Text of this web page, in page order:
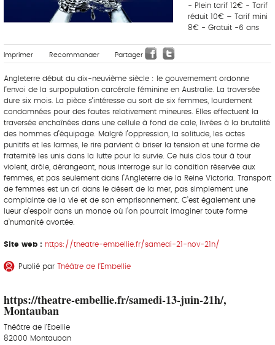
- Plein tarif 12€ - Tarif
réduit 10€ – Tarif mini
8€ - Gratuit -6 ans
Imprimer Recommander Partager
Angleterre début du dix-neuvième siècle : le gouvernement ordonne
l’envoi de la surpopulation carcérale féminine en Australie. La traversée
dure six mois. La pièce s’intéresse au sort de six femmes, lourdement
condamnées pour des fautes relativement mineures. Elles effectuent la
traversée enchaînées dans une cellule à fond de cale, livrées à la brutalité
des hommes d’équipage. Malgré l’oppression, la solitude, les actes
punitifs et les larmes, le rire parvient à briser la tension et une forme de
fraternité les unis dans la lutte pour la survie. Ce huis clos tour à tour
violent, drôle, dérangeant, nous interroge sur la condition réservée aux
femmes, et pas seulement dans l’Angleterre de la Reine Victoria. Transport
de femmes est un cri dans le désert de la mer, pas simplement une
complainte de la vie et de son emprisonnement. C’est également une
lueur d’espoir dans un monde où l’on pourrait imaginer toute forme
d’humanité avortée.
Site web : https://theatre-embellie.fr/samedi-21-nov-21h/
Publié par Théâtre de l’Embellie
https://theatre-embellie.fr/samedi-13-juin-21h/,
Montauban
Théâtre de l'Ebellie
82000 Montauban